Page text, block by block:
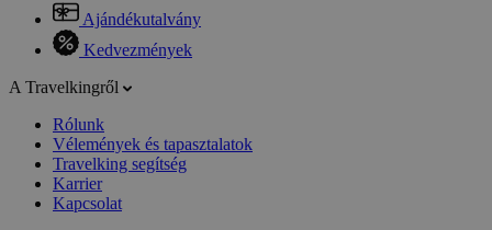
Ajándékutalvány
Kedvezmények
A Travelkingről
Rólunk
Vélemények és tapasztalatok
Travelking segítség
Karrier
Kapcsolat